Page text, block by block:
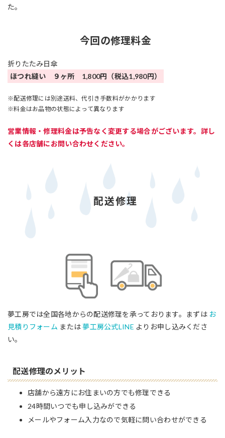
た。
今回の修理料金
折りたたみ日傘
ほつれ縫い ９ヶ所 1,800円（税込1,980円）
※配送修理には別途送料、代引き手数料がかかります
※料金はお品物の状態によって異なります
営業情報・修理料金は予告なく変更する場合がございます。詳し
くは各店舗にお問い合わせください。
配送修理
夢工房では全国各地からの配送修理を承っております。まずは お
見積りフォーム または夢工房公式LINE よりお申し込みくださ
い。
配送修理のメリット
店舗から遠方にお住まいの方でも修理できる
24時間いつでも申し込みができる
メールやフォーム入力なので気軽に問い合わせができる